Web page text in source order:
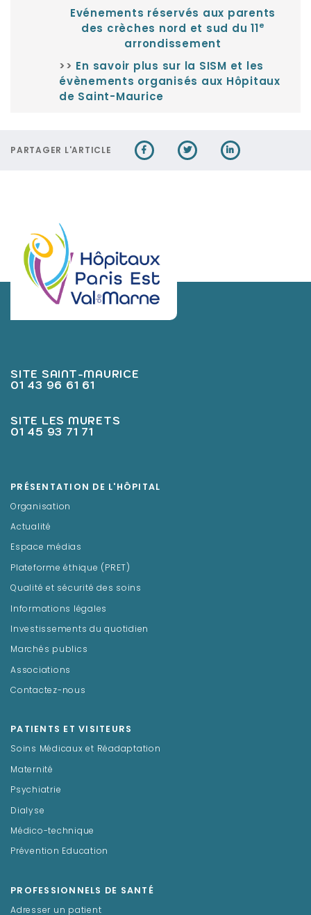
Evénements réservés aux parents
des crèches nord et sud du 11
e
arrondissement
>>
En savoir plus sur la SISM et les
évènements organisés aux Hôpitaux
de Saint-Maurice
PARTAGER L'ARTICLE
SITE SAINT-MAURICE
01 43 96 61 61
SITE LES MURETS
01 45 93 71 71
PRÉSENTATION DE L'HÔPITAL
Organisation
Actualité
Espace médias
Plateforme éthique (PRET)
Qualité et sécurité des soins
Informations légales
Investissements du quotidien
Marchés publics
Associations
Contactez-nous
PATIENTS ET VISITEURS
Soins Médicaux et Réadaptation
Maternité
Psychiatrie
Dialyse
Médico-technique
Prévention Education
PROFESSIONNELS DE SANTÉ
Adresser un patient